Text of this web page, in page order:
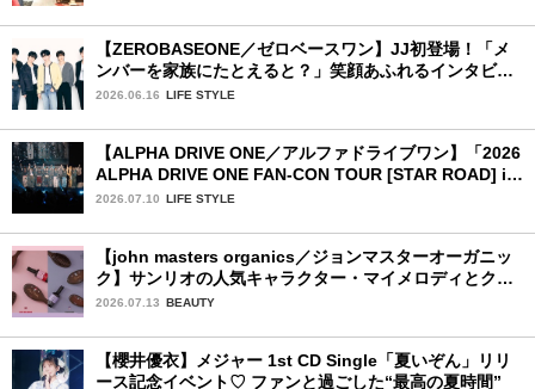
【ZEROBASEONE／ゼロベースワン】JJ初登場！「メ
ンバーを家族にたとえると？」笑顔あふれるインタビュ
ー♡
2026.06.16 LIFE STYLE
【ALPHA DRIVE ONE／アルファドライブワン】「2026
ALPHA DRIVE ONE FAN-CON TOUR [STAR ROAD] in
YOKOHAMA」1日目詳細レポ【後編】
2026.07.10 LIFE STYLE
【john masters organics／ジョンマスターオーガニッ
ク】サンリオの人気キャラクター・マイメロディとクロ
ミ限定デザイン♡ ヘアブラシとヘアオイルが7月16日
2026.07.13 BEAUTY
【櫻井優衣】メジャー 1st CD Single「夏いぞん」リリ
ース記念イベント♡ ファンと過ごした“最高の夏時間”